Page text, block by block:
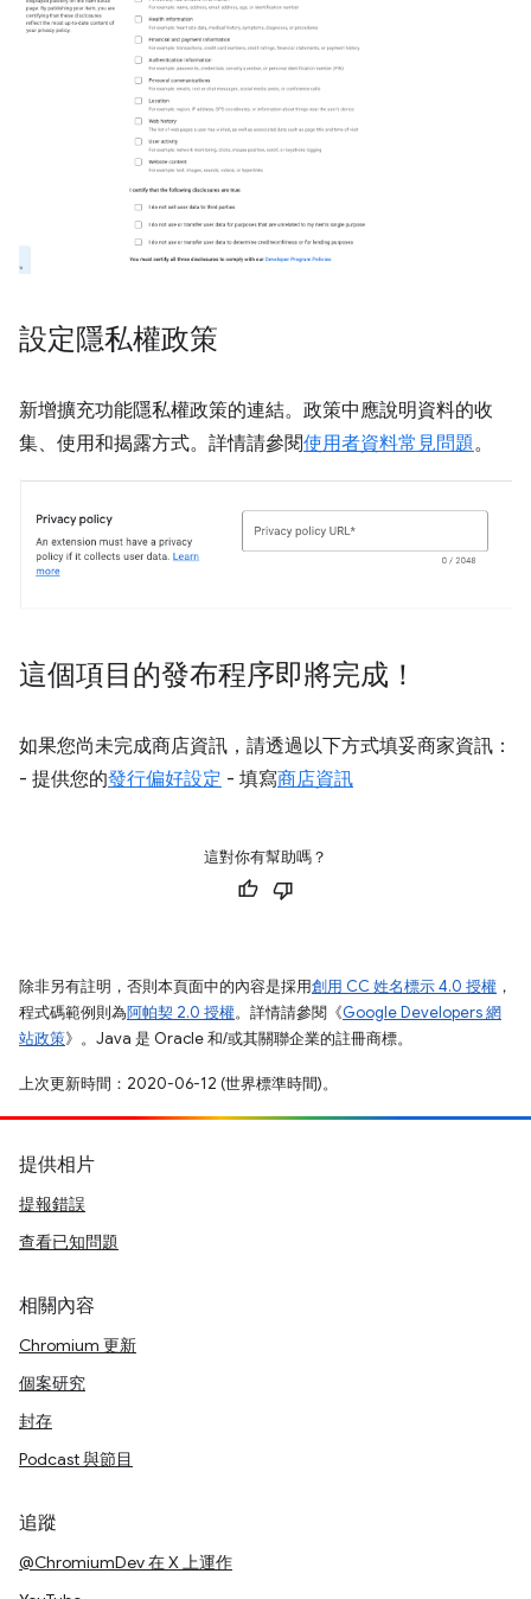
設定隱私權政策
新增擴充功能隱私權政策的連結。政策中應說明資料的收
集、使用和揭露方式。詳情請參閱使用者資料常見問題。
這個項目的發布程序即將完成！
如果您尚未完成商店資訊，請透過以下方式填妥商家資訊：
- 提供您的發行偏好設定 - 填寫商店資訊
這對你有幫助嗎？
除非另有註明，否則本頁面中的內容是採用創用 CC 姓名標示 4.0 授權 ，
程式碼範例則為阿帕契 2.0 授權。詳情請參閱《Google Developers 網
站政策》。Java 是 Oracle 和/或其關聯企業的註冊商標。
上次更新時間：2020-06-12 (世界標準時間)。
提供相片
提報錯誤
查看已知問題
相關內容
Chromium 更新
個案研究
封存
Podcast 與節目
追蹤
@ChromiumDev 在 X 上運作